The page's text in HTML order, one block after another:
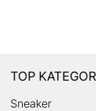
TOP
Sneaker